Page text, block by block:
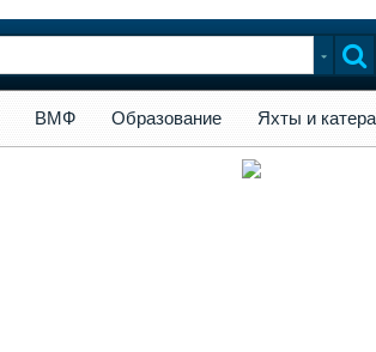
ВМФ Образование Яхты и катера